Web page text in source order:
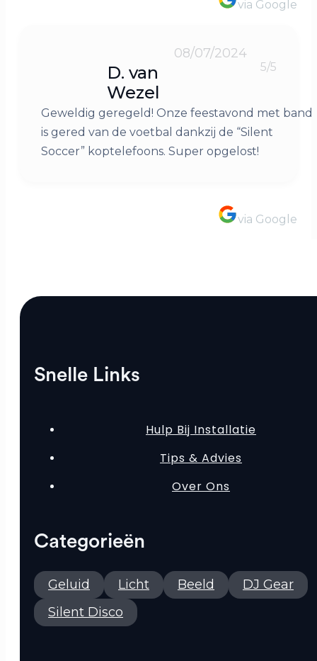
via Google
D. van
Wezel
08/07/2024
5/5
Geweldig geregeld! Onze feestavond met band
is gered van de voetbal dankzij de “Silent
Soccer” koptelefoons. Super opgelost!
via Google
Snelle Links
Hulp Bij Installatie
Tips & Advies
Over Ons
Categorieën
Geluid Licht Beeld
DJ Gear
Silent Disco